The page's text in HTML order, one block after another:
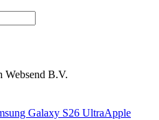
Websend B.V.
Galaxy S26 UltraApple